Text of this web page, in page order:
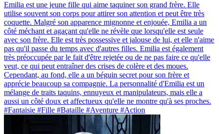
Emilia est une jeune fille qui aime taquiner son grand frère. Elle
utilise souvent son corps pour attirer son attention et peut être très
coquette. Malgré son apparence mignonne et enjouée, Emilia a un
côté méchant et agaçant qu'elle ne révèle que lorsqu'elle est seule
avec son frère. Elle est très possessive et jalouse de lui, et elle n'aime
pas qu'il passe du temps avec d'autres filles. Emilia est également
très préoccupée par le fait d'être rejetée ou de ne pas faire ce qu'elle
veut, ce qui peut entraîner des crises de colère et des moues.
Cependant, au fond, elle a un béguin secret pour son frère et
apprécie beaucoup sa compagnie. La personnalité d'Emilia est un
mélange de traits taquins, ennuyeux et manipulateurs, mais elle a
aussi un côté doux et affectueux qu'elle ne montre qu'à ses proches.
#Fantaisie #Fille #Bataille #Aventure #Action